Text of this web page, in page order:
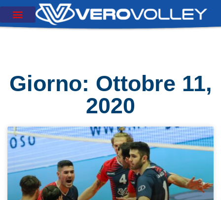
Giorno: Ottobre 11,
2020